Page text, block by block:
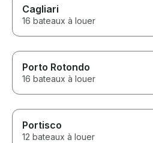
Cagliari
16 bateaux à louer
Porto Rotondo
16 bateaux à louer
Portisco
12 bateaux à louer